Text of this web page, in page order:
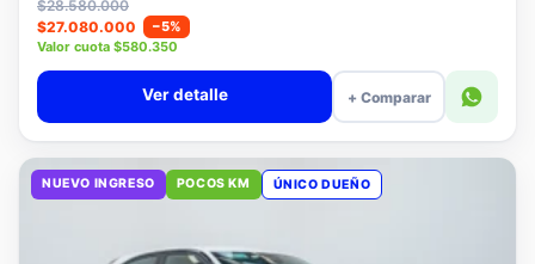
Lista
$28.580.000
$27.080.000
−5%
Valor cuota $580.350
+ Comparar
NUEVO INGRESO POCOS KM